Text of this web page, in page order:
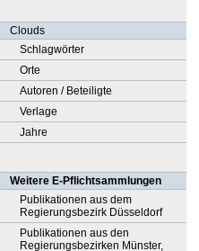
Clouds
Schlagwörter
Orte
Autoren / Beteiligte
Verlage
Jahre
Weitere E-Pflichtsammlungen
Publikationen aus dem
Regierungsbezirk Düsseldorf
Publikationen aus den
Regierungsbezirken Münster,